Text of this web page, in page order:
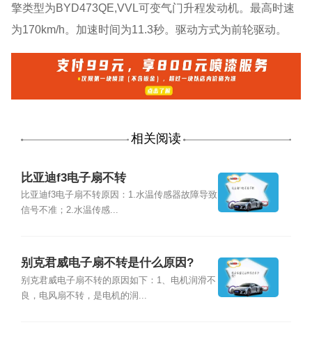
擎类型为BYD473QE,VVL可变气门升程发动机。最高时速
为170km/h。加速时间为11.3秒。驱动方式为前轮驱动。
相关阅读
比亚迪f3电子扇不转
比亚迪f3电子扇不转原因：1.水温传感器故障导致
信号不准；2.水温传感...
别克君威电子扇不转是什么原因?
别克君威电子扇不转的原因如下：1、电机润滑不
良，电风扇不转，是电机的润...